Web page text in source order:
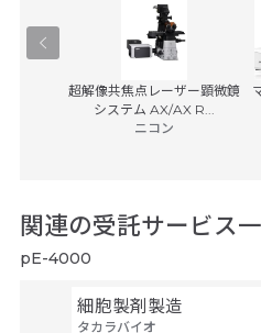
超解像共焦点レーザー顕微鏡
システム AX/AX R...
ニコン
関連の受託サービス
pE-4000
細胞製剤製造
タカラバイオ